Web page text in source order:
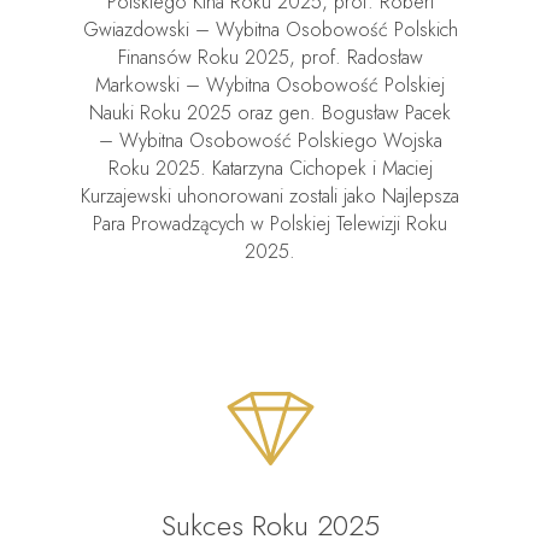
Gwiazdowski – Wybitna Osobowość Polskich
Finansów Roku 2025, prof. Radosław
Markowski – Wybitna Osobowość Polskiej
Nauki Roku 2025 oraz gen. Bogusław Pacek
– Wybitna Osobowość Polskiego Wojska
Roku 2025. Katarzyna Cichopek i Maciej
Kurzajewski uhonorowani zostali jako Najlepsza
Para Prowadzących w Polskiej Telewizji Roku
2025.
Sukces Roku 2025